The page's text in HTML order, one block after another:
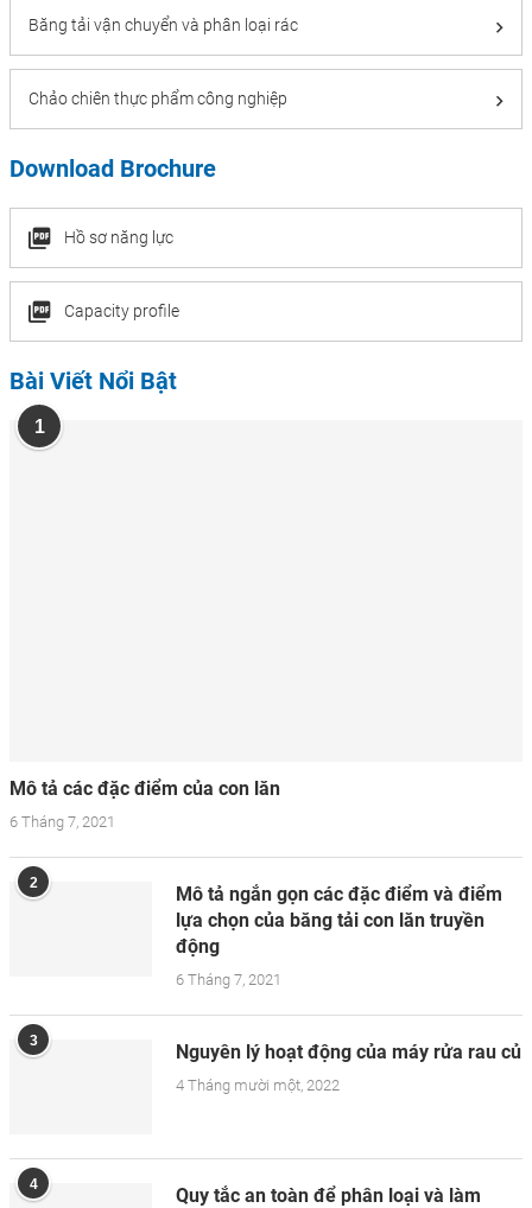
Băng tải vận chuyển và phân loại rác
Chảo chiên thực phẩm công nghiệp
Download Brochure
Hồ sơ năng lực
Capacity profile
Bài Viết Nổi Bật
1
Mô tả các đặc điểm của con lăn
6 Tháng 7, 2021
2
Mô tả ngắn gọn các đặc điểm và điểm
lựa chọn của băng tải con lăn truyền
động
6 Tháng 7, 2021
3 Nguyên lý hoạt động của máy rửa rau củ
4 Tháng mười một, 2022
4
Quy tắc an toàn để phân loại và làm